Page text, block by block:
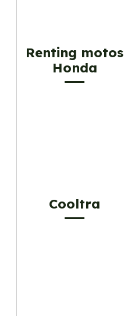
Renting motos
Honda
Cooltra